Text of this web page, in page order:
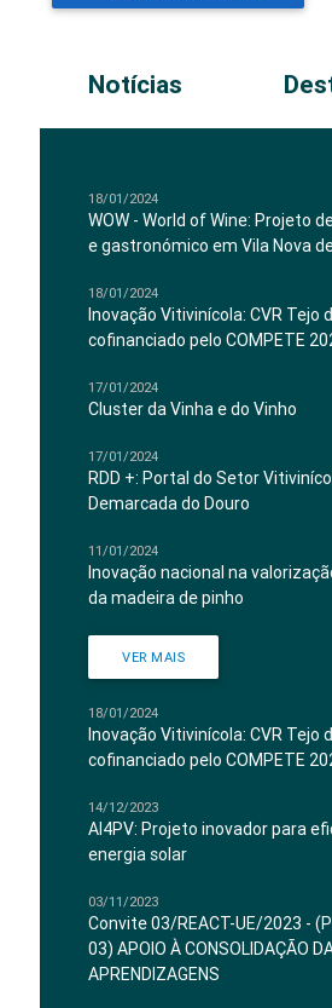
Notícias
18/01/2024
WOW - World of Wine: Projeto
e gastronómico em Vila Nova
18/01/2024
Inovação Vitivinícola: CVR Tejo
cofinanciado pelo COMPETE
17/01/2024
Cluster da Vinha e do Vinho
17/01/2024
RDD +: Portal do Setor
Demarcada do Douro
11/01/2024
Inovação nacional na
da madeira de pinho
VER MAIS
18/01/2024
Inovação Vitivinícola: CVR Tejo
cofinanciado pelo COMPETE
14/12/2023
AI4PV: Projeto inovador para
energia solar
03/11/2023
Convite 03/REACT-UE/2023 -
03) APOIO À CONSOLIDAÇÃO
APRENDIZAGENS